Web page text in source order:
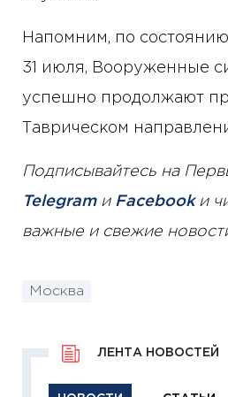
Напомним, по
31 июля, Вооруженные
успешно продолжают
Таврическом
Подписывайтесь на
Telegramи Facebookи
важные и свежие
Москва
ЛЕНТА НОВОСТЕЙ